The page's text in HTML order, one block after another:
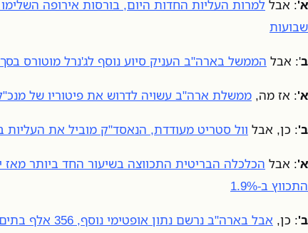
א': אבל
שבועות
ב': אבל הממשל בארה"ב העניק סיוע נוסף לג'נרל מוטורס בסך 2 מיליארד דולר
א': אז מה, ממשלת ארה"ב עשויה לדרוש את פיטוריו של
ב': כן, אבל וול סטריט מעודדת, הנאסד"ק מוביל את העליות
א': אבל הכלכלה הבריטית התכווצה בשיעור החד ביותר
התכווץ ב-1.9%
ב': כן,
אבל בארה"ב נרשם